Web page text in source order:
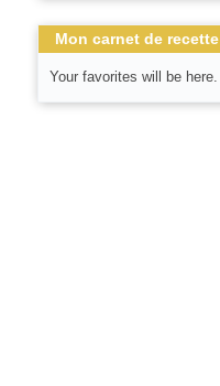
Mon carnet de recette
Your favorites will be here.